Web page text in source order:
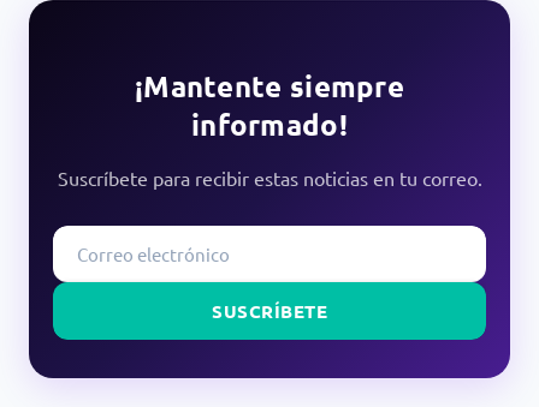
¡Mantente siempre
informado!
Suscríbete para recibir estas noticias en tu correo.
SUSCRÍBETE